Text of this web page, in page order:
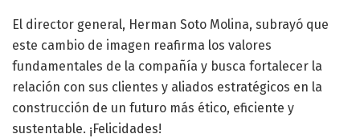
El director general, Herman Soto Molina, subrayó que
este cambio de imagen reafirma los valores
fundamentales de la compañía y busca fortalecer la
relación con sus clientes y aliados estratégicos en la
construcción de un futuro más ético, eficiente y
sustentable. ¡Felicidades!